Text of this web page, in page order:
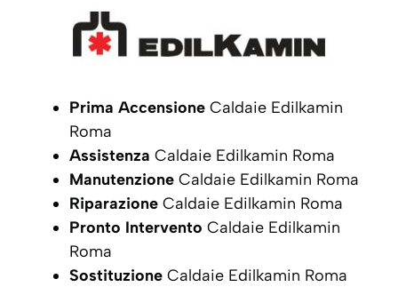
Prima Accensione Caldaie Edilkamin
Roma
Assistenza Caldaie Edilkamin Roma
Manutenzione Caldaie Edilkamin Roma
Riparazione Caldaie Edilkamin Roma
Pronto Intervento Caldaie Edilkamin
Roma
Sostituzione Caldaie Edilkamin Roma